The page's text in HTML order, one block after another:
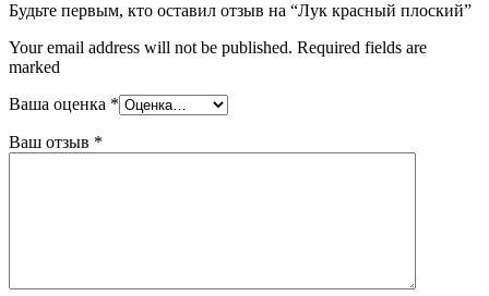
Будьте первым, кто оставил отзыв на “Лук красный плоский”
Your email address will not be published. Required fields are
marked
Ваша оценка *
Ваш отзыв *